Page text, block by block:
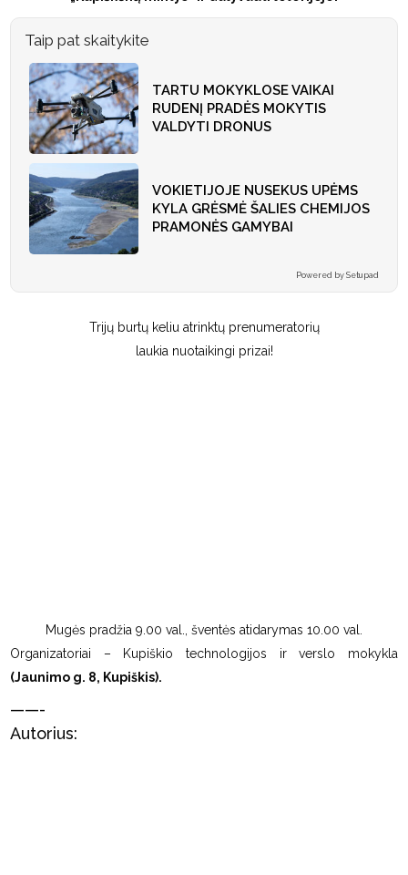
Taip pat skaitykite
TARTU MOKYKLOSE VAIKAI
RUDENĮ PRADĖS MOKYTIS
VALDYTI DRONUS
VOKIETIJOJE NUSEKUS UPĖMS
KYLA GRĖSMĖ ŠALIES CHEMIJOS
PRAMONĖS GAMYBAI
Powered by Setupad
Trijų burtų keliu atrinktų prenumeratorių
laukia nuotaikingi prizai!
Mugės pradžia 9.00 val., šventės atidarymas 10.00 val.
Organizatoriai – Kupiškio technologijos ir verslo mokykla
(Jaunimo g. 8, Kupiškis).
——-
Autorius: